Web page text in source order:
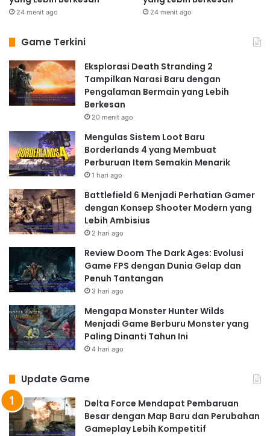
24 menit ago 24 menit ago
Game Terkini
Eksplorasi Death Stranding 2
Tampilkan Narasi Baru dengan
Pengalaman Bermain yang Lebih
Berkesan
20 menit ago
Mengulas Sistem Loot Baru
Borderlands 4 yang Membuat
Perburuan Item Semakin Menarik
1 hari ago
Battlefield 6 Menjadi Perhatian Gamer
dengan Konsep Shooter Modern yang
Lebih Ambisius
2 hari ago
Review Doom The Dark Ages: Evolusi
Game FPS dengan Dunia Gelap dan
Penuh Tantangan
3 hari ago
Mengapa Monster Hunter Wilds
Menjadi Game Berburu Monster yang
Paling Dinanti Tahun Ini
4 hari ago
Update Game
Delta Force Mendapat Pembaruan
Besar dengan Map Baru dan Perubahan
Gameplay Lebih Kompetitif